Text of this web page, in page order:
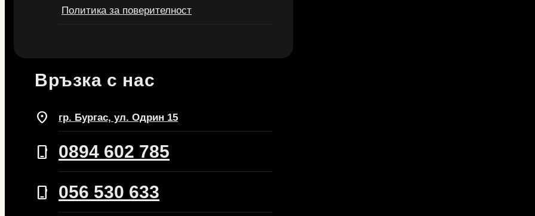
Политика за поверителност
Връзка с нас
location_on гр. Бургас, ул. Одрин 15
phone_iphone 0894 602 785
phone_iphone 056 530 633